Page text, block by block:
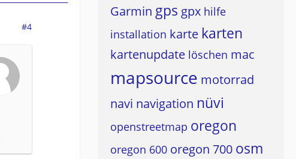
#4
Garmin gps gpx hilfe
installation karte karten
kartenupdate löschen mac
mapsource motorrad
navi navigation nüvi
openstreetmap oregon
oregon 600 oregon 700 osm